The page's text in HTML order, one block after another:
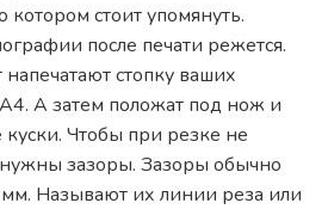
стоит упомянуть.
после печати режется.
напечатают стопку ваших
А затем положат под нож и
Чтобы при резке не
зазоры. Зазоры обычно
мм. Называют их линии реза или